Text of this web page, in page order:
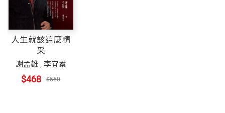
人生就該這麼精
采
謝孟雄 , 李宜蓁
$468 $550